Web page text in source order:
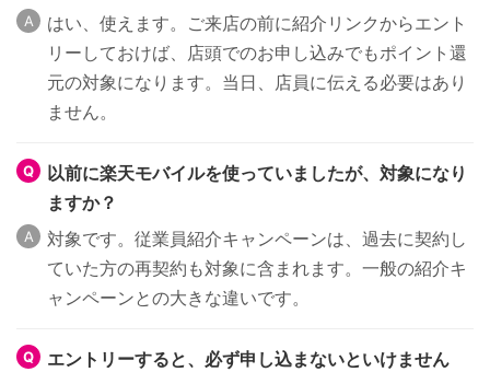
はい、使えます。ご来店の前に紹介リンクからエント
リーしておけば、店頭でのお申し込みでもポイント還
元の対象になります。当日、店員に伝える必要はあり
ません。
以前に楽天モバイルを使っていましたが、対象になり
ますか？
対象です。従業員紹介キャンペーンは、過去に契約し
ていた方の再契約も対象に含まれます。一般の紹介キ
ャンペーンとの大きな違いです。
エントリーすると、必ず申し込まないといけません